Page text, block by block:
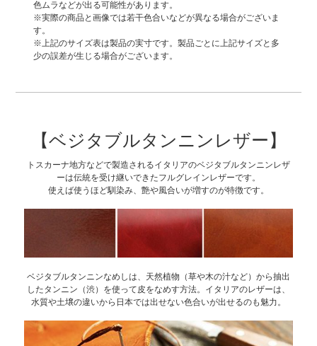
色ムラなどが出る可能性があります。
※実際の商品と画像では若干色合いなどが異なる場合がございま
す。
※上記のサイズ表は製品の実寸です。製品ごとに上記サイズと多
少の誤差が生じる場合がございます。
【ベジタブルタンニンレザー】
トスカーナ地方などで製造されるイタリアのベジタブルタンニンレザ
ーは伝統を受け継いできたフルグレインレザーです。
使えば使うほど馴染み、艶や風合いが増すのが特徴です。
ベジタブルタンニンなめしは、天然植物（草や木の汁など）から抽出
したタンニン（渋）を使って皮をなめす方法。イタリアのレザーは、
水質や土壌の違いから日本では出せない色合いが出せるのも魅力。